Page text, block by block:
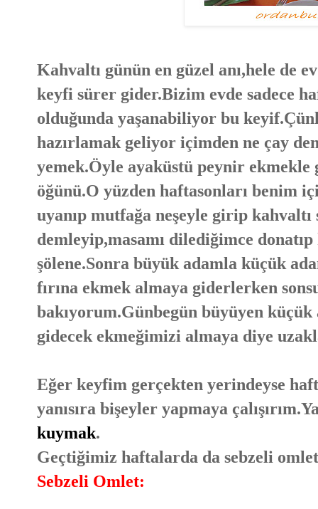
Kahvaltı günün en güzel anı,hele de
keyfi sürer gider.Bizim evde sadece
olduğunda yaşanabiliyor bu
hazırlamak geliyor içimden ne çay
yemek.Öyle ayaküstü peynir
öğünü.O yüzden haftasonları benim
uyanıp mutfağa neşeyle girip
demleyip,masamı dilediğimce
şölene.Sonra büyük adamla küçük
fırına ekmek almaya giderlerken
bakıyorum.Günbegün büyüyen küçük
gidecek ekmeğimizi almaya diye
Eğer keyfim gerçekten yerindeyse
yanısıra bişeyler yapmaya
kuymak.
Geçtiğimiz haftalarda da sebzeli
Sebzeli Omlet: